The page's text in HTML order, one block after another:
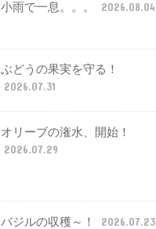
小雨で一息。。。 2026.08.04
ぶどうの果実を守る！
2026.07.31
オリーブの潅水、開始！
2026.07.29
バジルの収穫～！ 2026.07.23